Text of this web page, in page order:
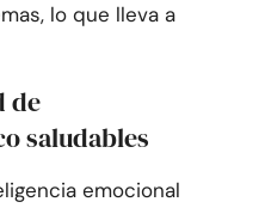
lo que lleva a
de
saludables
emocional